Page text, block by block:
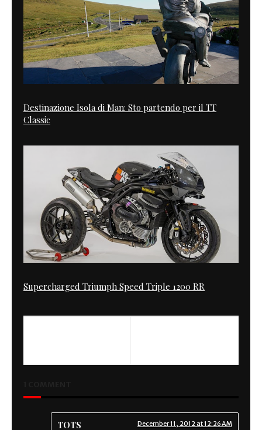
Destinazione Isola di Man: Sto partendo per il TT
Classic
Supercharged Triumph Speed Triple 1200 RR
TOTS December 11, 2012 at 12:26 AM